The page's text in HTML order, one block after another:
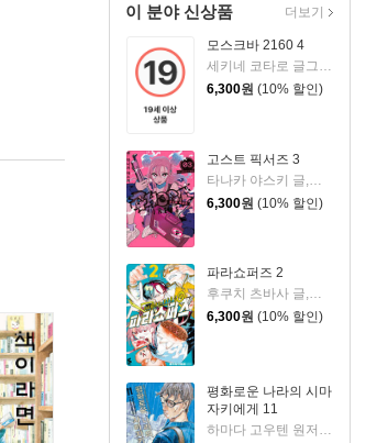
이 분야 신상품
모스크바 2160 4
6,300원 (10% 할인)
고스트 픽서즈 3
타나카 야스키 글,그림/박연지 역
6,300원 (10% 할인)
파라쇼퍼즈 2
후쿠치 츠바사 글,그림/정대식 역
6,300원 (10% 할인)
평화로운 나라의 시마
자키에게 11
하마다 고우텐 원저/세시모 타케시 글그림
더보기